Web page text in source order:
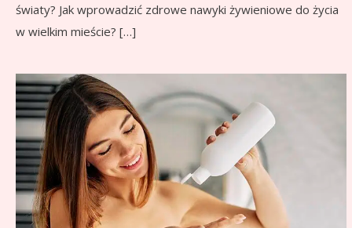
światy? Jak wprowadzić zdrowe nawyki żywieniowe do życia
w wielkim mieście? […]